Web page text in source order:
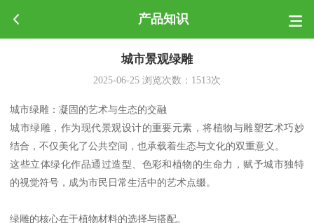
产品知识
城市景观绿雕
2025-06-25 浏览次数： 1513次
城市绿雕：凝固的艺术与生态的交融
城市绿雕，作为现代景观设计的重要元素，将植物与雕塑艺术巧妙
结合，不仅美化了公共空间，也承载着生态与文化的双重意义。
这些立体绿化作品通过造型、色彩和植物的生命力，赋予城市独特
的视觉符号，成为市民日常生活中的艺术点缀。
绿雕的核心在于植物材料的选择与搭配。